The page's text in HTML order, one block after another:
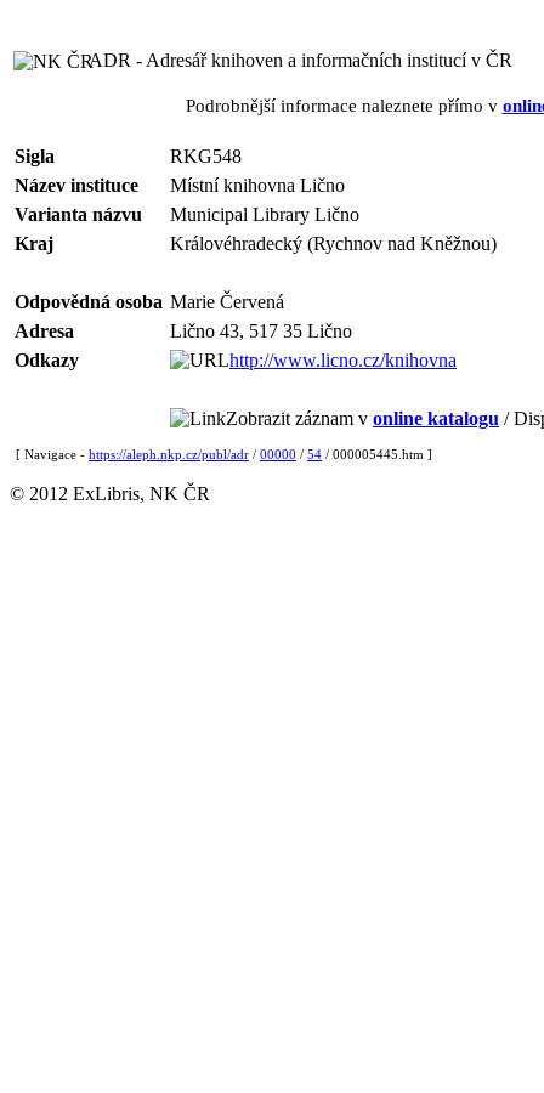
ADR - Adresář knihoven a informačních institucí v ČR
Podrobnější informace naleznete přímo v
Sigla
RKG548
Název instituce
Místní knihovna Lično
Varianta názvu
Municipal Library Lično
Kraj
Královéhradecký (Rychnov nad Kněžnou)
Odpovědná osoba Marie Červená
Adresa
Lično 43, 517 35 Lično
Odkazy
http://www.licno.cz/knihovna
Zobrazit záznam v online katalogu /
[ Navigace - https://aleph.nkp.cz/publ/adr / 00000 / 54 / 000005445.htm ]
© 2012 ExLibris, NK ČR